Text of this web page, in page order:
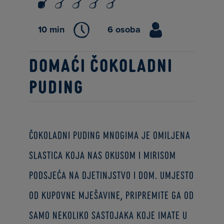
10 min 6 osoba
Domaći čokoladni
puding
Čokoladni puding mnogima je omiljena
slastica koja nas okusom i mirisom
podsjeća na djetinjstvo i dom. Umjesto
od kupovne mješavine, pripremite ga od
samo nekoliko sastojaka koje imate u